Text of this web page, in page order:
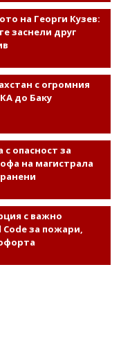
на Георги Кузев:
заснели друг
с огромния
до Баку
опасност за
на магистрала
с важно
за пожари,